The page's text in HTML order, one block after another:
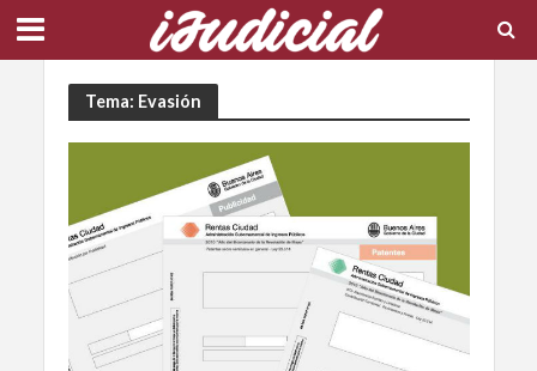
Tema: Evasión